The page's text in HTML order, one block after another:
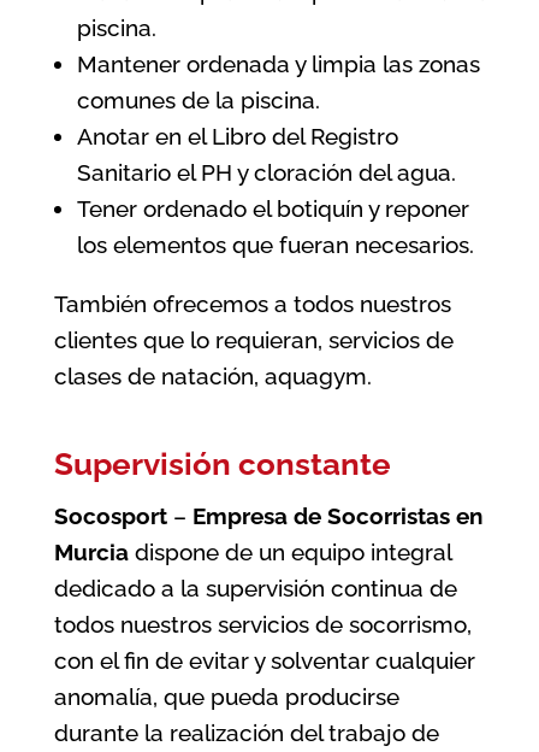
piscina.
Mantener ordenada y limpia las zonas
comunes de la piscina.
Anotar en el Libro del Registro
Sanitario el PH y cloración del agua.
Tener ordenado el botiquín y reponer
los elementos que fueran necesarios.
También ofrecemos a todos nuestros
clientes que lo requieran, servicios de
clases de natación, aquagym.
Supervisión constante
Socosport– Empresa de Socorristas en
Murciadispone de un equipo integral
dedicado a la supervisión continua de
todos nuestros servicios de socorrismo,
con el fin de evitar y solventar cualquier
anomalía, que pueda producirse
durante la realización del trabajo de